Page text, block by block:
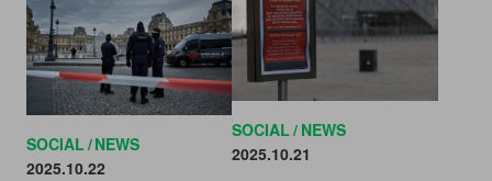
SOCIAL NEWS
2025.10.22
SOCIAL NEWS
2025.10.21